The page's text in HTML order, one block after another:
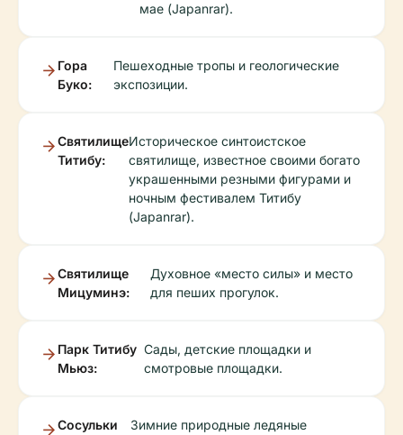
мае (Japanrar).
Гора
Буко:
Пешеходные тропы и геологические
экспозиции.
Святилище
Титибу:
Историческое синтоистское
святилище, известное своими богато
украшенными резными фигурами и
ночным фестивалем Титибу
(Japanrar).
Святилище
Мицуминэ:
Духовное «место силы» и место
для пеших прогулок.
Парк Титибу
Мьюз:
Сады, детские площадки и
смотровые площадки.
Сосульки
Зимние природные ледяные